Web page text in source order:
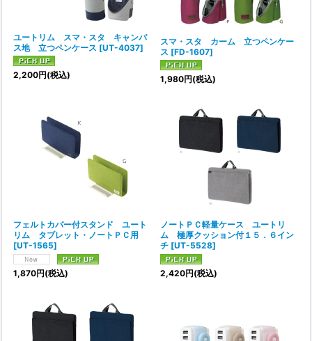
ユートリム スマ・スタ キャンバ
ス地 立つペンケース [UT-4037]
2,200円(税込)
スマ・スタ カーム 立つペンケー
ス [FD-1607]
1,980円(税込)
フェルトカバー付スタンド ユート
リム タブレット・ノートＰＣ用
[UT-1565]
1,870円(税込)
ノートＰＣ軽量ケース ユートリ
ム 極厚クッション付１５．６イン
チ [UT-5528]
2,420円(税込)